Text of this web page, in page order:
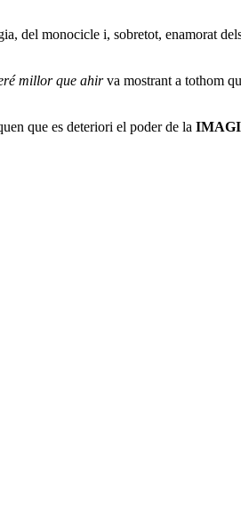
del monocicle i, sobretot, enamorat
millor que ahirva mostrant a tothom
que es deteriori el poder de la